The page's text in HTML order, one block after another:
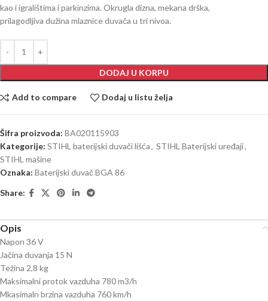
kao i igralištima i parkinzima. Okrugla dizna, mekana drška,
prilagodljiva dužina mlaznice duvača u tri nivoa.
DODAJ U KORPU
Add to compare Dodaj u listu želja
Šifra proizvoda: BA020115903
Kategorije: STIHL baterijski duvači lišća, STIHL Baterijski uređaji,
STIHL mašine
Oznaka: Baterijski duvač BGA 86
Share:
Opis
Napon 36 V
Jačina duvanja 15 N
Težina 2,8 kg
Maksimalni protok vazduha 780 m3/h
Mkasimaln brzina vazduha 760 km/h